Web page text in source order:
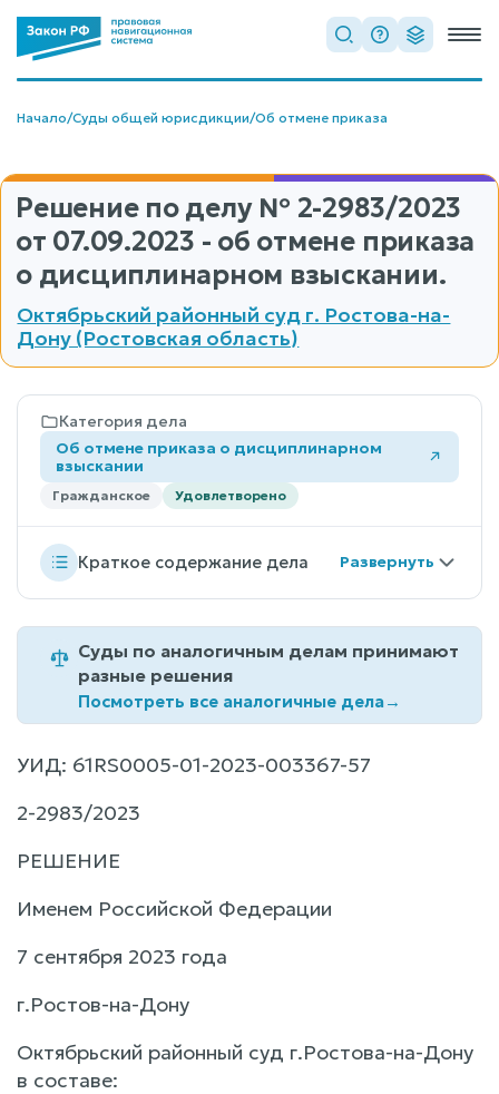
Начало/Суды общей юрисдикции/Об отмене приказа
Решение по делу № 2-2983/2023
от 07.09.2023 - об отмене приказа
о дисциплинарном взыскании.
Октябрьский районный суд г. Ростова-на-
Дону (Ростовская область)
Категория дела
Об отмене приказа о дисциплинарном
взыскании
Гражданское Удовлетворено
Краткое содержание дела
Суды по аналогичным делам принимают
разные решения
Посмотреть все аналогичные дела→
УИД: 61RS0005-01-2023-003367-57
2-2983/2023
РЕШЕНИЕ
Именем Российской Федерации
7 сентября 2023 года
г.Ростов-на-Дону
Октябрьский районный суд г.Ростова-на-Дону
в составе: